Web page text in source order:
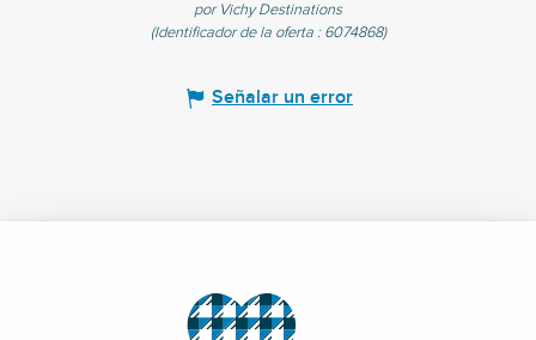
por Vichy Destinations
(Identificador de la oferta : 6074868)
Señalar un error